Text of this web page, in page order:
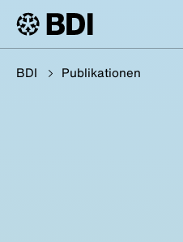
BDI Publikationen